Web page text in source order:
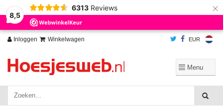
8,5
6313 Reviews ×
Inloggen Winkelwagen EUR
Wij slaan cookies op om onze website te verbeteren. Is dat akkoord?
Ja
Nee